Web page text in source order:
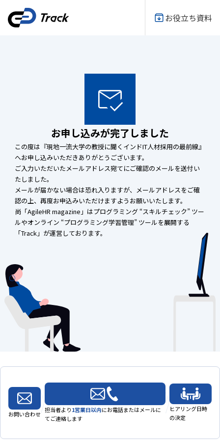
お役立ち資料
お申し込みが完了しました
この度は『現地一流大学の教授に聞くインドIT人材採用の最前線』
へお申し込みいただきありがとうございます。
ご入力いただいたメールアドレス宛てにご確認のメールを送付い
たしました。
メールが届かない場合は恐れ入りますが、メールアドレスをご確
認の上、再度お申込みいただけますようお願いいたします。
尚「AgileHR magazine」はプログラミング “スキルチェック” ツー
ルやオンライン “プログラミング学習管理” ツールを展開する
「Track」が運営しております。
お問い合わせ
担当者より1営業日以内にお電話またはメールに
てご連絡します
ヒアリング日時
の決定